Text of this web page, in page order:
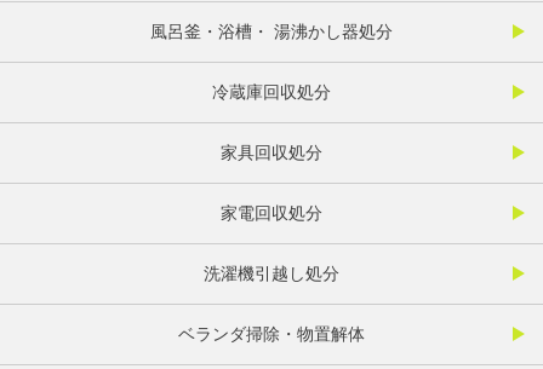
風呂釜・浴槽・ 湯沸かし器処分
冷蔵庫回収処分
家具回収処分
家電回収処分
洗濯機引越し処分
ベランダ掃除・物置解体